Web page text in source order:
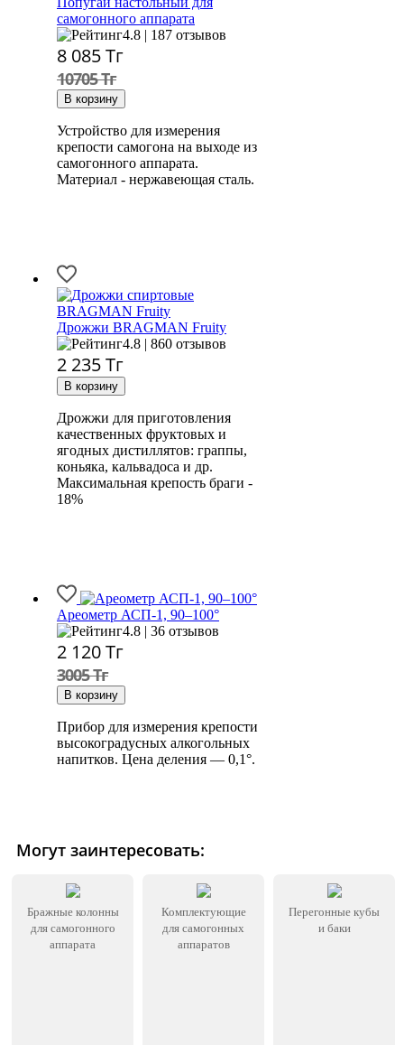
самогонного аппарата
4.8 | 187 отзывов
8 085Тг
10705 Тг
Устройство для измерения
крепости самогона на выходе из
самогонного аппарата.
Материал - нержавеющая сталь.
Дрожжи BRAGMAN Fruity
4.8 | 860 отзывов
2 235Тг
Дрожжи для приготовления
качественных фруктовых и
ягодных дистиллятов: граппы,
коньяка, кальвадоса и др.
Максимальная крепость браги -
18%
Ареометр АСП-1, 90–100°
4.8 | 36 отзывов
2 120Тг
3005 Тг
Прибор для измерения крепости
высокоградусных алкогольных
напитков. Цена деления — 0,1°.
Могут заинтересовать:
Бражные колонны
для самогонного
аппарата
Комплектующие
для самогонных
аппаратов
Перегонные кубы
и баки